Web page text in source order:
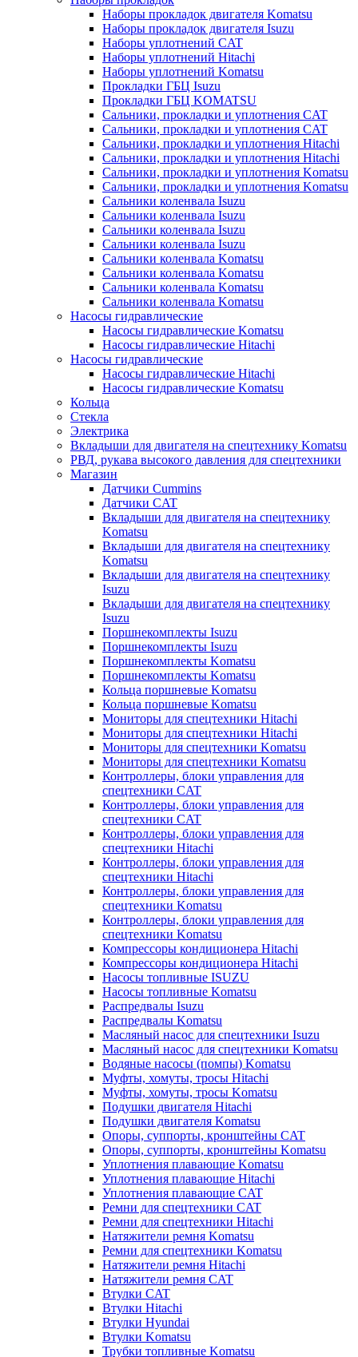
Наборы прокладок двигателя Komatsu
Наборы прокладок двигателя Isuzu
Наборы уплотнений CAT
Наборы уплотнений Hitachi
Наборы уплотнений Komatsu
Прокладки ГБЦ Isuzu
Прокладки ГБЦ KOMATSU
Сальники, прокладки и уплотнения CAT
Сальники, прокладки и уплотнения CAT
Сальники, прокладки и уплотнения Hitachi
Сальники, прокладки и уплотнения Hitachi
Сальники, прокладки и уплотнения Komatsu
Сальники, прокладки и уплотнения Komatsu
Сальники коленвала Isuzu
Сальники коленвала Isuzu
Сальники коленвала Isuzu
Сальники коленвала Isuzu
Сальники коленвала Komatsu
Сальники коленвала Komatsu
Сальники коленвала Komatsu
Сальники коленвала Komatsu
Насосы гидравлические
Насосы гидравлические Komatsu
Насосы гидравлические Hitachi
Насосы гидравлические
Насосы гидравлические Hitachi
Насосы гидравлические Komatsu
Кольца
Стекла
Электрика
Вкладыши для двигателя на спецтехнику Komatsu
РВД, рукава высокого давления для спецтехники
Магазин
Датчики Cummins
Датчики CAT
Вкладыши для двигателя на спецтехнику
Komatsu
Вкладыши для двигателя на спецтехнику
Komatsu
Вкладыши для двигателя на спецтехнику
Isuzu
Вкладыши для двигателя на спецтехнику
Isuzu
Поршнекомплекты Isuzu
Поршнекомплекты Isuzu
Поршнекомплекты Komatsu
Поршнекомплекты Komatsu
Кольца поршневые Komatsu
Кольца поршневые Komatsu
Мониторы для спецтехники Hitachi
Мониторы для спецтехники Hitachi
Мониторы для спецтехники Komatsu
Мониторы для спецтехники Komatsu
Контроллеры, блоки управления для
спецтехники CAT
Контроллеры, блоки управления для
спецтехники CAT
Контроллеры, блоки управления для
спецтехники Hitachi
Контроллеры, блоки управления для
спецтехники Hitachi
Контроллеры, блоки управления для
спецтехники Komatsu
Контроллеры, блоки управления для
спецтехники Komatsu
Компрессоры кондиционера Hitachi
Компрессоры кондиционера Hitachi
Насосы топливные ISUZU
Насосы топливные Komatsu
Распредвалы Isuzu
Распредвалы Komatsu
Масляный насос для спецтехники Isuzu
Масляный насос для спецтехники Komatsu
Водяные насосы (помпы) Komatsu
Муфты, хомуты, тросы Hitachi
Муфты, хомуты, тросы Komatsu
Подушки двигателя Hitachi
Подушки двигателя Komatsu
Опоры, суппорты, кронштейны CAT
Опоры, суппорты, кронштейны Komatsu
Уплотнения плавающие Komatsu
Уплотнения плавающие Hitachi
Уплотнения плавающие CAT
Ремни для спецтехники CAT
Ремни для спецтехники Hitachi
Натяжители ремня Komatsu
Ремни для спецтехники Komatsu
Натяжители ремня Hitachi
Натяжители ремня CAT
Втулки CAT
Втулки Hitachi
Втулки Hyundai
Втулки Komatsu
Трубки топливные Komatsu